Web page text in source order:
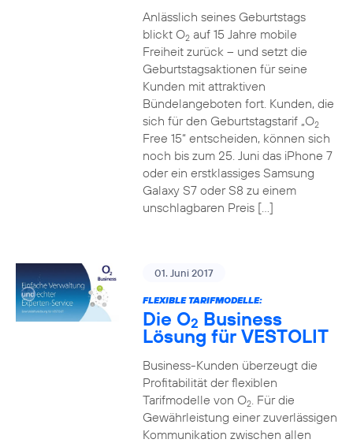
Anlässlich seines Geburtstags
blickt O2auf 15 Jahre mobile
Freiheit zurück – und setzt die
Geburtstagsaktionen für seine
Kunden mit attraktiven
Bündelangeboten fort. Kunden, die
sich für den Geburtstagstarif „O2
Free 15“ entscheiden, können sich
noch bis zum 25. Juni das iPhone 7
oder ein erstklassiges Samsung
Galaxy S7 oder S8 zu einem
unschlagbaren Preis […]
01. Juni 2017
FLEXIBLE TARIFMODELLE:
Die O2 Business
Lösung für VESTOLIT
Business-Kunden überzeugt die
Profitabilität der flexiblen
Tarifmodelle von O2. Für die
Gewährleistung einer zuverlässigen
Kommunikation zwischen allen